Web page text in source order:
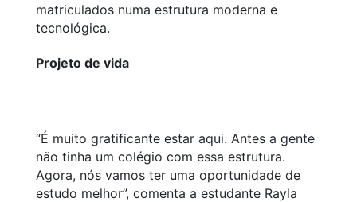
matriculados numa estrutura moderna e
tecnológica.
Projeto de vida
“É muito gratificante estar aqui. Antes a gente
não tinha um colégio com essa estrutura.
Agora, nós vamos ter uma oportunidade de
estudo melhor”, comenta a estudante Rayla